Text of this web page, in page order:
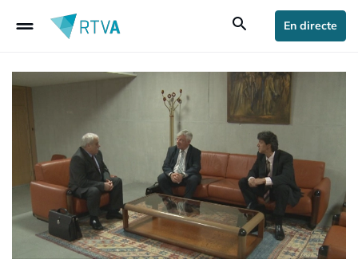
drag_handle search En directe